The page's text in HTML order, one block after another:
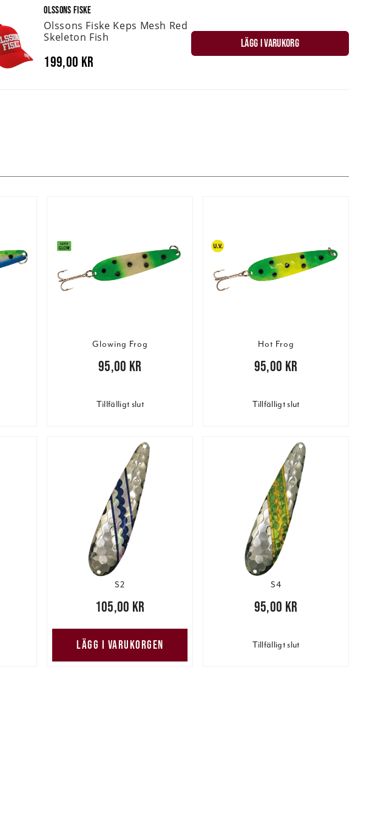
OLSSONS FISKE
Olssons Fiske Keps Mesh Red
Skeleton Fish
199,00 kr
LÄGG I VARUKORG
Glowing Frog
95,00 kr
95,00 kr
Tillfälligt slut
Hot Frog
95,00 kr
95,00 kr
Tillfälligt slut
S2
105,00 kr
105,00 kr
LÄGG I VARUKORGEN
S4
95,00 kr
95,00 kr
Tillfälligt slut